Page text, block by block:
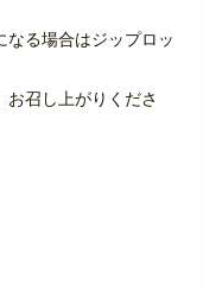
なる場合はジップロッ
召し上がりくださ